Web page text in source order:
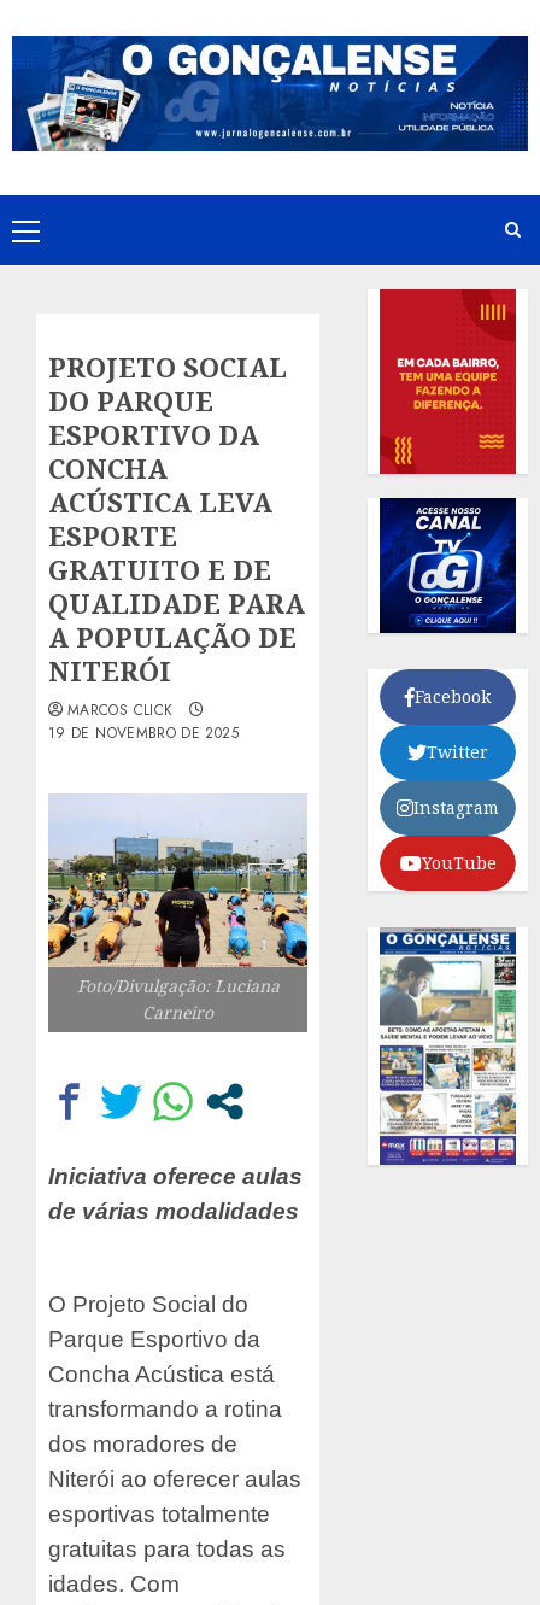
to
content
Primary
Menu
PROJETO SOCIAL
DO PARQUE
ESPORTIVO DA
CONCHA
ACÚSTICA LEVA
ESPORTE
GRATUITO E DE
QUALIDADE PARA
A POPULAÇÃO DE
NITERÓI
MARCOS CLICK
19 DE NOVEMBRO DE 2025
Foto/Divulgação: Luciana
Carneiro
Iniciativa oferece aulas
de várias modalidades
O Projeto Social do
Parque Esportivo da
Concha Acústica está
transformando a rotina
dos moradores de
Niterói ao oferecer aulas
esportivas totalmente
gratuitas para todas as
idades. Com
Facebook
Twitter
Instagram
YouTube